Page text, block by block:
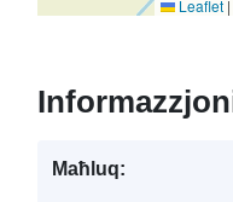
Leaflet |
Maħluq: